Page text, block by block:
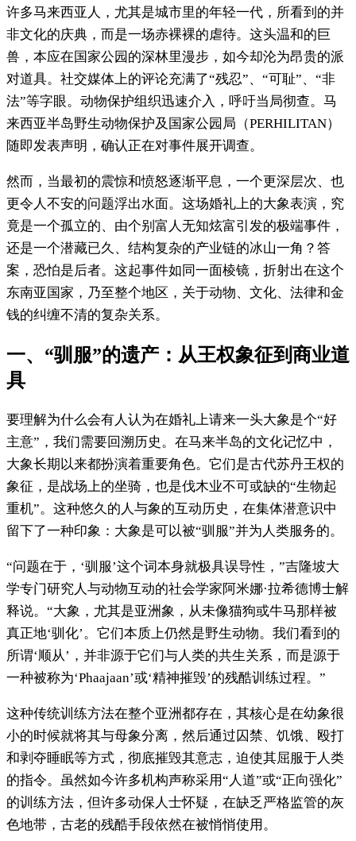
许多马来西亚人，尤其是城市里的年轻一代，所看到的并
非文化的庆典，而是一场赤裸裸的虐待。这头温和的巨
兽，本应在国家公园的深林里漫步，如今却沦为昂贵的派
对道具。社交媒体上的评论充满了“残忍”、“可耻”、“非
法”等字眼。动物保护组织迅速介入，呼吁当局彻查。马
来西亚半岛野生动物保护及国家公园局（PERHILITAN）
随即发表声明，确认正在对事件展开调查。
然而，当最初的震惊和愤怒逐渐平息，一个更深层次、也
更令人不安的问题浮出水面。这场婚礼上的大象表演，究
竟是一个孤立的、由个别富人无知炫富引发的极端事件，
还是一个潜藏已久、结构复杂的产业链的冰山一角？答
案，恐怕是后者。这起事件如同一面棱镜，折射出在这个
东南亚国家，乃至整个地区，关于动物、文化、法律和金
钱的纠缠不清的复杂关系。
一、“驯服”的遗产：从王权象征到商业道
具
要理解为什么会有人认为在婚礼上请来一头大象是个“好
主意”，我们需要回溯历史。在马来半岛的文化记忆中，
大象长期以来都扮演着重要角色。它们是古代苏丹王权的
象征，是战场上的坐骑，也是伐木业不可或缺的“生物起
重机”。这种悠久的人与象的互动历史，在集体潜意识中
留下了一种印象：大象是可以被“驯服”并为人类服务的。
“问题在于，‘驯服’这个词本身就极具误导性，”吉隆坡大
学专门研究人与动物互动的社会学家阿米娜·拉希德博士解
释说。“大象，尤其是亚洲象，从未像猫狗或牛马那样被
真正地‘驯化’。它们本质上仍然是野生动物。我们看到的
所谓‘顺从’，并非源于它们与人类的共生关系，而是源于
一种被称为‘Phaajaan’或‘精神摧毁’的残酷训练过程。”
这种传统训练方法在整个亚洲都存在，其核心是在幼象很
小的时候就将其与母象分离，然后通过囚禁、饥饿、殴打
和剥夺睡眠等方式，彻底摧毁其意志，迫使其屈服于人类
的指令。虽然如今许多机构声称采用“人道”或“正向强化”
的训练方法，但许多动保人士怀疑，在缺乏严格监管的灰
色地带，古老的残酷手段依然在被悄悄使用。